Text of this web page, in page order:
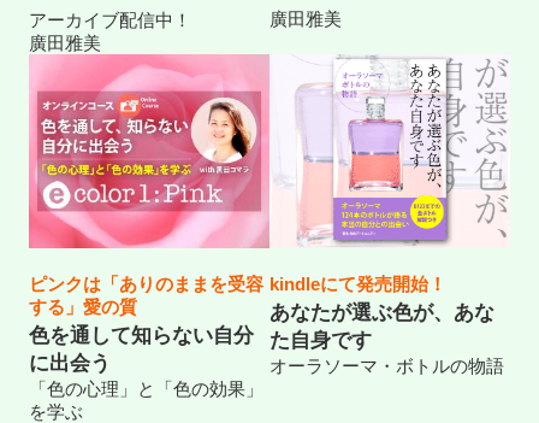
アーカイブ配信中！
廣田雅美
廣田雅美
ピンクは「ありのままを受容
する」愛の質
色を通して知らない自分
に出会う
「色の心理」と「色の効果」
を学ぶ
kindleにて発売開始！
あなたが選ぶ色が、あな
た自身です
オーラソーマ・ボトルの物語